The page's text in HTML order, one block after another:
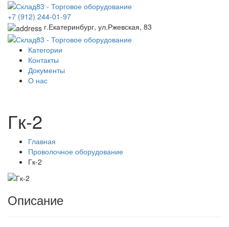
+7 (912) 244-01-97
г.Екатеринбург, ул.Ржевская, 83
Категории
Контакты
Документы
О нас
Гк-2
Главная
Проволочное оборудование
Гк-2
Описание